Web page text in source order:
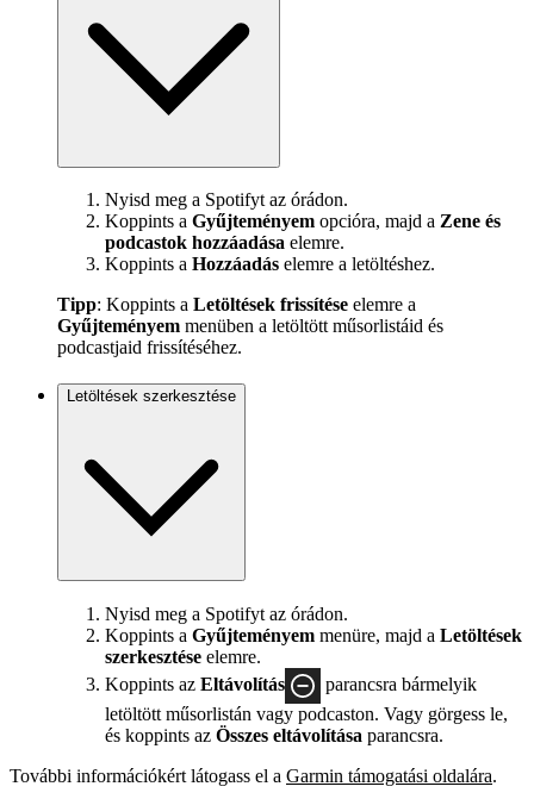
Nyisd meg a Spotifyt az órádon.
Koppints a Gyűjteményem opcióra, majd a Zene és
podcastok hozzáadása elemre.
Koppints a Hozzáadás elemre a letöltéshez.
Tipp: Koppints a Letöltések frissítése elemre a
Gyűjteményem menüben a letöltött műsorlistáid és
podcastjaid frissítéséhez.
Letöltések szerkesztése
Nyisd meg a Spotifyt az órádon.
Koppints a Gyűjteményem menüre, majd a Letöltések
szerkesztése elemre.
Koppints az Eltávolítás
parancsra bármelyik
letöltött műsorlistán vagy podcaston. Vagy görgess le,
és koppints az Összes eltávolítása parancsra.
További információkért látogass el a Garmin támogatási oldalára.